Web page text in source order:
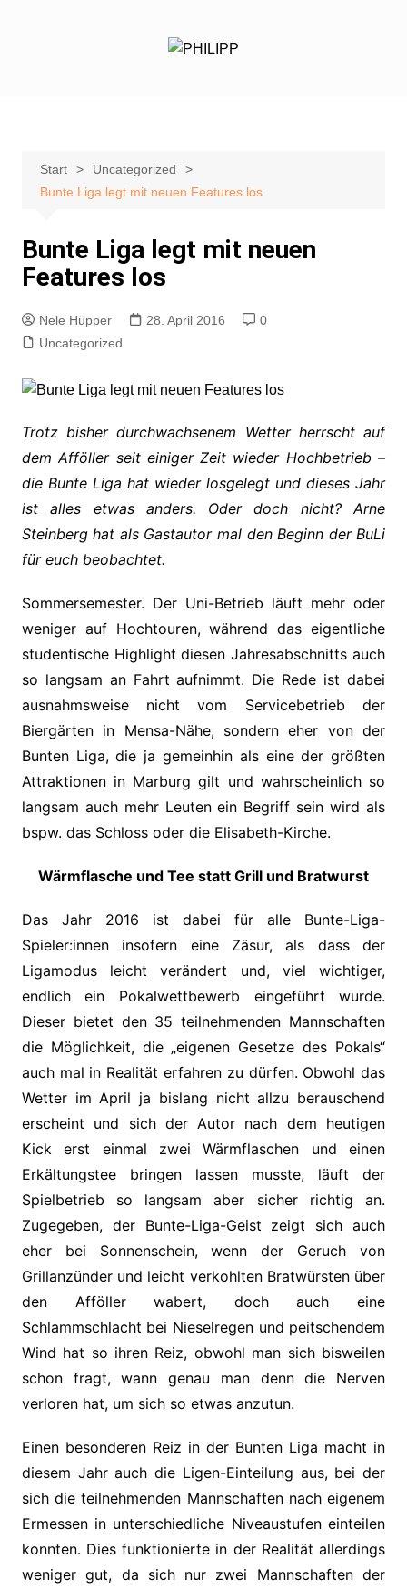
Start
Uncategorized
Bunte Liga legt mit neuen Features los
Bunte Liga legt mit neuen
Features los
Nele Hüpper 28. April 2016
0
Uncategorized
Trotz bisher durchwachsenem Wetter herrscht auf
dem Afföller seit einiger Zeit wieder Hochbetrieb –
die Bunte Liga hat wieder losgelegt und dieses Jahr
ist alles etwas anders. Oder doch nicht? Arne
Steinberg hat als Gastautor mal den Beginn der BuLi
für euch beobachtet.
Sommersemester. Der Uni-Betrieb läuft mehr oder
weniger auf Hochtouren, während das eigentliche
studentische Highlight diesen Jahresabschnitts auch
so langsam an Fahrt aufnimmt. Die Rede ist dabei
ausnahmsweise nicht vom Servicebetrieb der
Biergärten in Mensa-Nähe, sondern eher von der
Bunten Liga, die ja gemeinhin als eine der größten
Attraktionen in Marburg gilt und wahrscheinlich so
langsam auch mehr Leuten ein Begriff sein wird als
bspw. das Schloss oder die Elisabeth-Kirche.
Wärmflasche und Tee statt Grill und Bratwurst
Das Jahr 2016 ist dabei für alle Bunte-Liga-
Spieler:innen insofern eine Zäsur, als dass der
Ligamodus leicht verändert und, viel wichtiger,
endlich ein Pokalwettbewerb eingeführt wurde.
Dieser bietet den 35 teilnehmenden Mannschaften
die Möglichkeit, die „eigenen Gesetze des Pokals“
auch mal in Realität erfahren zu dürfen. Obwohl das
Wetter im April ja bislang nicht allzu berauschend
erscheint und sich der Autor nach dem heutigen
Kick erst einmal zwei Wärmflaschen und einen
Erkältungstee bringen lassen musste, läuft der
Spielbetrieb so langsam aber sicher richtig an.
Zugegeben, der Bunte-Liga-Geist zeigt sich auch
eher bei Sonnenschein, wenn der Geruch von
Grillanzünder und leicht verkohlten Bratwürsten über
den Afföller wabert, doch auch eine
Schlammschlacht bei Nieselregen und peitschendem
Wind hat so ihren Reiz, obwohl man sich bisweilen
schon fragt, wann genau man denn die Nerven
verloren hat, um sich so etwas anzutun.
Einen besonderen Reiz in der Bunten Liga macht in
diesem Jahr auch die Ligen-Einteilung aus, bei der
sich die teilnehmenden Mannschaften nach eigenem
Ermessen in unterschiedliche Niveaustufen einteilen
konnten. Dies funktionierte in der Realität allerdings
weniger gut, da sich nur zwei Mannschaften der